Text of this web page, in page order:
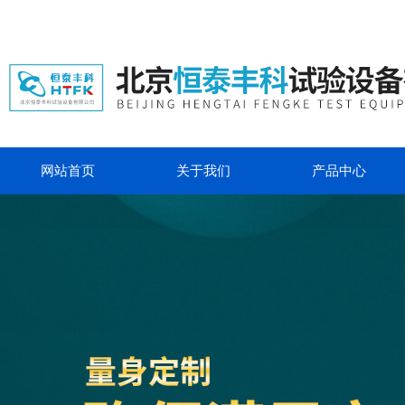
网站首页 关于我们 产品中心